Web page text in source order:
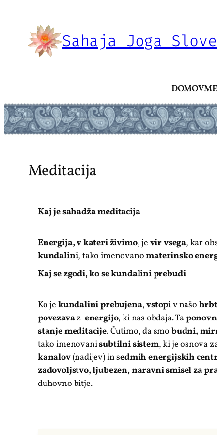
content
Sahaja Joga
DOMOV
Meditacija
Kaj je sahadža meditacija
Energija, v kateri živimo, je vir vsega, kar
kundalini, tako imenovanomaterinsko
Kaj se zgodi, ko se kundalini prebudi
Ko je kundalini prebujena,vstopiv našo
povezavaz energijo, ki nas obdaja. Ta
stanje meditacije. Čutimo, da smo budni,
tako imenovanisubtilni sistem, ki je osnova
kanalov(nadijev) in sedmih energijskih
zadovoljstvo, ljubezen, naravni smisel za
duhovno bitje.